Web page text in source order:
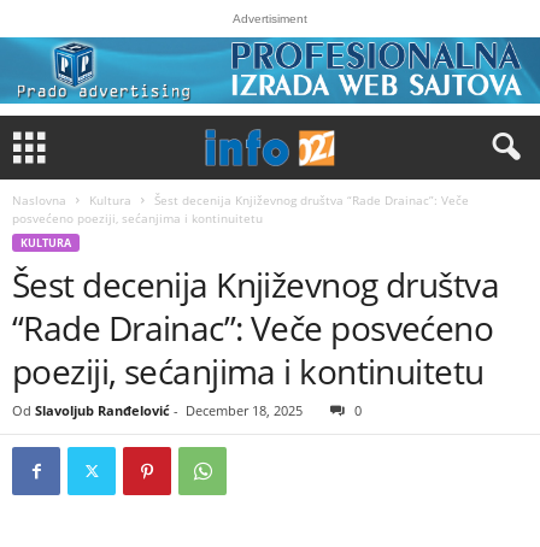
Advertisiment
Naslovna Kultura
Šest decenija Književnog društva “Rade Drainac”: Veče
posvećeno poeziji, sećanjima i kontinuitetu
KULTURA
Šest decenija Književnog društva
“Rade Drainac”: Veče posvećeno
poeziji, sećanjima i kontinuitetu
Od Slavoljub Ranđelović - December 18, 2025 0